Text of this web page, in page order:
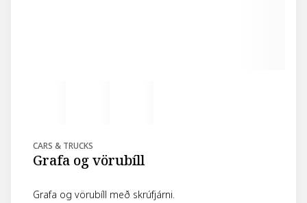
CARS & TRUCKS
Grafa og vörubíll
Grafa og vörubíll með skrúfjárni.